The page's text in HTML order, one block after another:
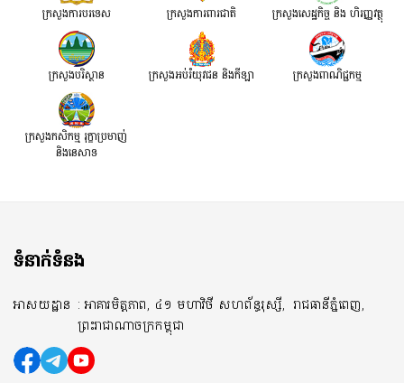
ក្រសួងការបរទេស ក្រសួងការពារជាតិ ក្រសួង​សេដ្ឋកិច្ច និង ហិរញ្ញវត្ថុ
ក្រសួងបរិស្ថាន ក្រសួងអប់រំយុវជន និងកីឡា ក្រសួងពាណិជ្ជកម្ម
ក្រសួងកសិកម្ម រុក្ខាប្រមាញ់
និងនេសាទ
ទំនាក់ទំនង
អាសយដ្ឋាន : អាគារមិត្តភាព, ៤១ មហាវិថី សហព័ន្ធរុស្សី, រាជធានីភ្នំពេញ,
ព្រះរាជាណាចក្រកម្ពុជា